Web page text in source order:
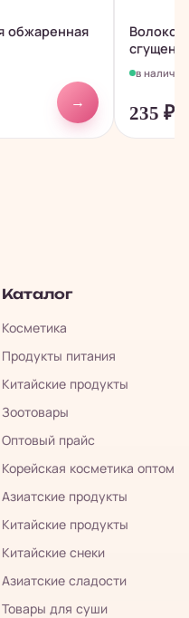
обжаренная
→
в наличии
235₽
Каталог
Косметика
Продукты питания
Китайские продукты
Зоотовары
Оптовый прайс
Корейская косметика оптом
Азиатские продукты
Китайские продукты
Китайские снеки
Азиатские сладости
Товары для суши